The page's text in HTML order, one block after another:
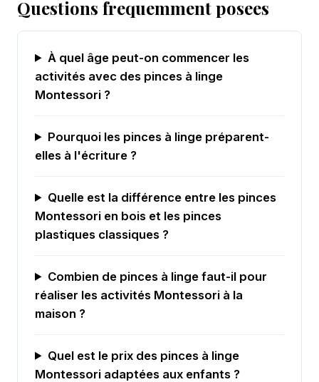
Questions frequemment posees
À quel âge peut-on commencer les
activités avec des pinces à linge
Montessori ?
Pourquoi les pinces à linge préparent-
elles à l'écriture ?
Quelle est la différence entre les pinces
Montessori en bois et les pinces
plastiques classiques ?
Combien de pinces à linge faut-il pour
réaliser les activités Montessori à la
maison ?
Quel est le prix des pinces à linge
Montessori adaptées aux enfants ?